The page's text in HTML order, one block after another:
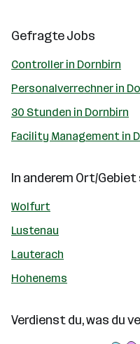
Gefragte Jobs
Controller in Dornbirn
Personalverrechner in
30 Stunden in Dornbirn
Facility Management in
In anderem Ort/
Wolfurt
Lustenau
Lauterach
Hohenems
Verdienst du, was du